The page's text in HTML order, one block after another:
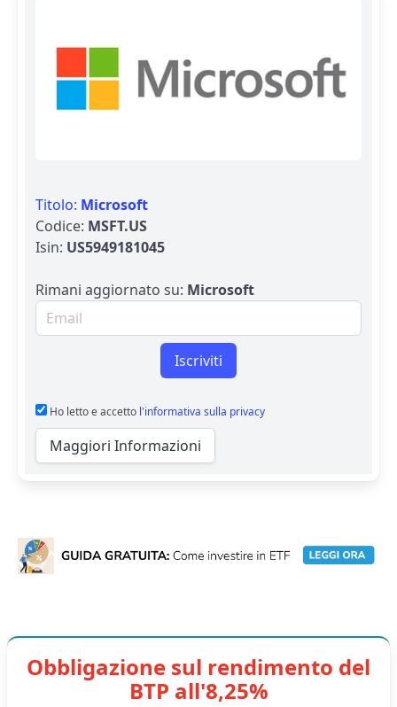
Titolo: Microsoft
Codice: MSFT.US
Isin: US5949181045
Rimani aggiornato su: Microsoft
Email per newsletter
Iscriviti
Ho letto e accetto l'informativa sulla privacy
Maggiori Informazioni
Obbligazione sul rendimento del
BTP all'8,25%